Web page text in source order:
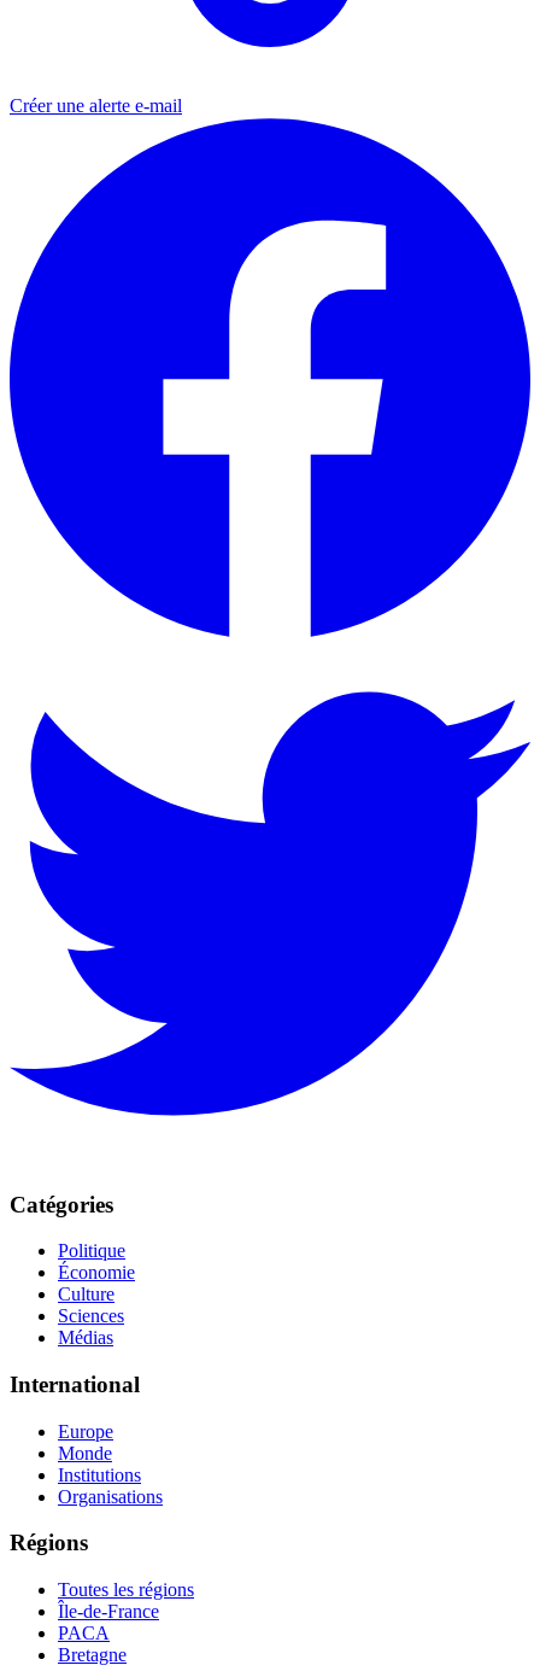
Créer une alerte e-mail
Catégories
Politique
Économie
Culture
Sciences
Médias
International
Europe
Monde
Institutions
Organisations
Régions
Toutes les régions
Île-de-France
PACA
Bretagne